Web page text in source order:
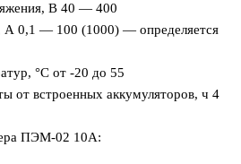
В 40 — 400
А 0,1 — 100 (1000) — определяется
°C от -20 до 55
от встроенных аккумуляторов, ч 4
ПЭМ-02 10А: